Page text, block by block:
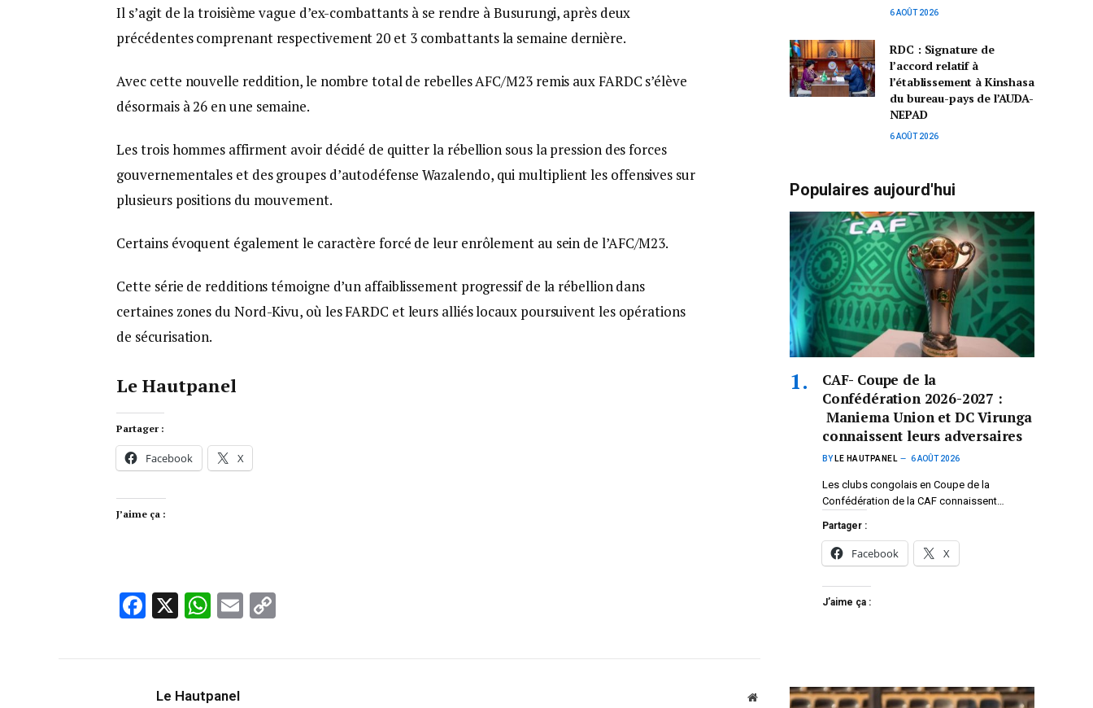
Il s’agit de la troisième vague d’ex-combattants à se rendre à Busurungi, après deux
précédentes comprenant respectivement 20 et 3 combattants la semaine dernière.
Avec cette nouvelle reddition, le nombre total de rebelles AFC/M23 remis aux FARDC s’élève
désormais à 26 en une semaine.
Les trois hommes affirment avoir décidé de quitter la rébellion sous la pression des forces
gouvernementales et des groupes d’autodéfense Wazalendo, qui multiplient les offensives sur
plusieurs positions du mouvement.
Certains évoquent également le caractère forcé de leur enrôlement au sein de l’AFC/M23.
Cette série de redditions témoigne d’un affaiblissement progressif de la rébellion dans
certaines zones du Nord-Kivu, où les FARDC et leurs alliés locaux poursuivent les opérations
de sécurisation.
Le Hautpanel
Partager :
Facebook X
J’aime ça :
Facebook
X WhatsApp
Email
Le Hautpanel Website
6 AOÛT 2026
RDC : Signature de
l’accord relatif à
l’établissement à Kinshasa
du bureau-pays de l’AUDA-
NEPAD
6 AOÛT 2026
Populaires aujourd'hui
CAF- Coupe de la
Confédération 2026-2027 :
Maniema Union et DC Virunga
connaissent leurs adversaires
BY LE HAUTPANEL 6 AOÛT 2026
Les clubs congolais en Coupe de la
Confédération de la CAF connaissent…
Partager :
Facebook X
J’aime ça :